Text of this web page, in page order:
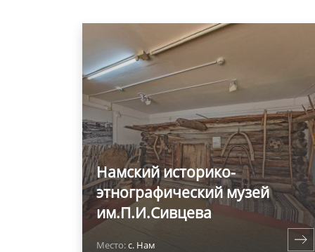
Намский историко-
этнографический музей
им.П.И.Сивцева
Место:с. Нам